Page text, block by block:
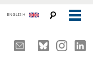
ENGLISH